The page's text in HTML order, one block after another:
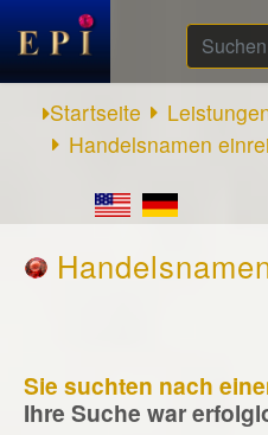
Suchen
...
Startseite
Handelsnamen
Sie suchten nach
Ihre Suche war